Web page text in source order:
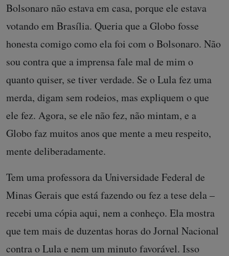
Bolsonaro não estava em casa, porque ele estava
votando em Brasília. Queria que a Globo fosse
honesta comigo como ela foi com o Bolsonaro. Não
sou contra que a imprensa fale mal de mim o
quanto quiser, se tiver verdade. Se o Lula fez uma
merda, digam sem rodeios, mas expliquem o que
ele fez. Agora, se ele não fez, não mintam, e a
Globo faz muitos anos que mente a meu respeito,
mente deliberadamente.
Tem uma professora da Universidade Federal de
Minas Gerais que está fazendo ou fez a tese dela –
recebi uma cópia aqui, nem a conheço. Ela mostra
que tem mais de duzentas horas do Jornal Nacional
contra o Lula e nem um minuto favorável. Isso